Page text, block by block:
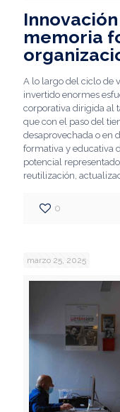
memoria
A lo largo del ciclo de
invertido enormes
corporativa dirigida al
que con el paso del
desaprovechada o en
formativa y educativa
potencial
reutilización,
0
marzo 25, 2025